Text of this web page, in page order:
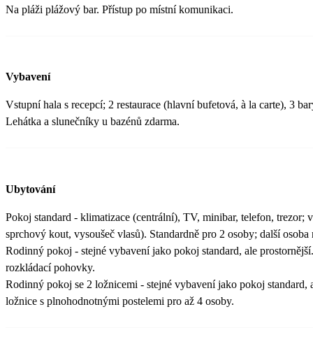
Na pláži plážový bar. Přístup po místní komunikaci.
Vybavení
Vstupní hala s recepcí; 2 restaurace (hlavní bufetová, à la carte), 3
Lehátka a slunečníky u bazénů zdarma.
Ubytování
Pokoj standard - klimatizace (centrální), TV, minibar, telefon, trezor;
sprchový kout, vysoušeč vlasů). Standardně pro 2 osoby; další osoba
Rodinný pokoj - stejné vybavení jako pokoj standard, ale
rozkládací pohovky.
Rodinný pokoj se 2 ložnicemi - stejné vybavení jako pokoj standard,
ložnice s plnohodnotnými postelemi pro až 4 osoby.